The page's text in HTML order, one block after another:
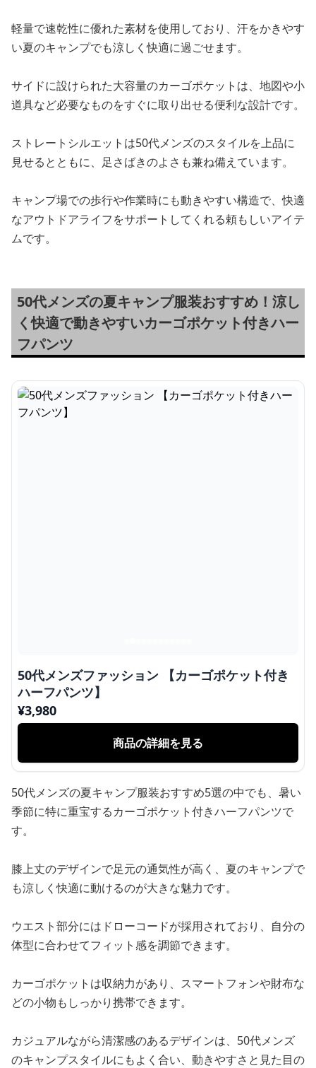
軽量で速乾性に優れた素材を使用しており、汗をかきやす
い夏のキャンプでも涼しく快適に過ごせます。
サイドに設けられた大容量のカーゴポケットは、地図や小
道具など必要なものをすぐに取り出せる便利な設計です。
ストレートシルエットは50代メンズのスタイルを上品に
見せるとともに、足さばきのよさも兼ね備えています。
キャンプ場での歩行や作業時にも動きやすい構造で、快適
なアウトドアライフをサポートしてくれる頼もしいアイテ
ムです。
50代メンズの夏キャンプ服装おすすめ！涼し
く快適で動きやすいカーゴポケット付きハー
フパンツ
50代メンズファッション 【カーゴポケット付き
ハーフパンツ】
¥3,980
商品の詳細を見る
50代メンズの夏キャンプ服装おすすめ5選の中でも、暑い
季節に特に重宝するカーゴポケット付きハーフパンツで
す。
膝上丈のデザインで足元の通気性が高く、夏のキャンプで
も涼しく快適に動けるのが大きな魅力です。
ウエスト部分にはドローコードが採用されており、自分の
体型に合わせてフィット感を調節できます。
カーゴポケットは収納力があり、スマートフォンや財布な
どの小物もしっかり携帯できます。
カジュアルながら清潔感のあるデザインは、50代メンズ
のキャンプスタイルにもよく合い、動きやすさと見た目の